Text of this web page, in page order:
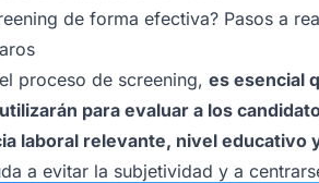
de forma efectiva? Pasos a
proceso de screening, es esencial
para evaluar a los
laboral relevante, nivel educativo
a evitar la subjetividad y a